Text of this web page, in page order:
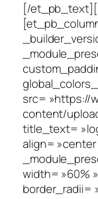
[/
src= »https://
content/
title_text=
align= »center
width= »60%
border_radii=